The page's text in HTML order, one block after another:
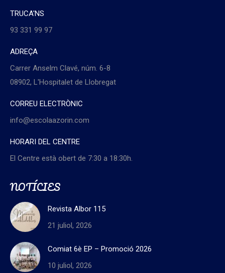
TRUCA'NS
93 331 99 97
ADREÇA
Carrer Anselm Clavé, núm. 6-8
08902, L'Hospitalet de Llobregat
CORREU ELECTRÒNIC
info@escolaazorin.com
HORARI DEL CENTRE
El Centre està obert de 7:30 a 18:30h.
NOTÍCIES
Revista Albor 115
21 juliol, 2026
Comiat 6è EP – Promoció 2026
10 juliol, 2026